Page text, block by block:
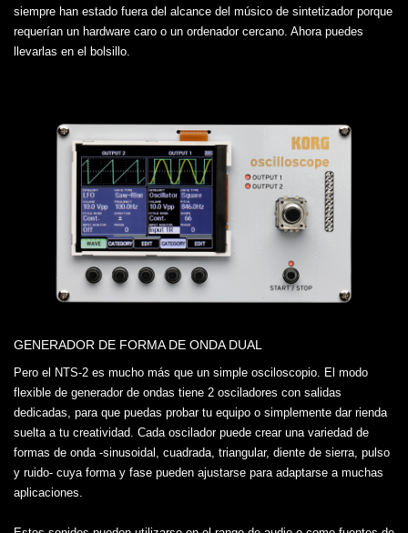
siempre han estado fuera del alcance del músico de sintetizador porque
requerían un hardware caro o un ordenador cercano. Ahora puedes
llevarlas en el bolsillo.
GENERADOR DE FORMA DE ONDA DUAL
Pero el NTS-2 es mucho más que un simple osciloscopio. El modo
flexible de generador de ondas tiene 2 osciladores con salidas
dedicadas, para que puedas probar tu equipo o simplemente dar rienda
suelta a tu creatividad. Cada oscilador puede crear una variedad de
formas de onda -sinusoidal, cuadrada, triangular, diente de sierra, pulso
y ruido- cuya forma y fase pueden ajustarse para adaptarse a muchas
aplicaciones.